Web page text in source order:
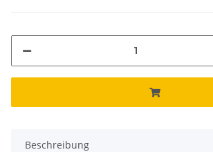
Beschreibung